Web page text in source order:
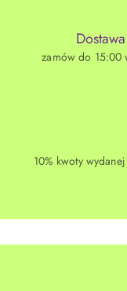
zamów do 15:00
10% kwoty